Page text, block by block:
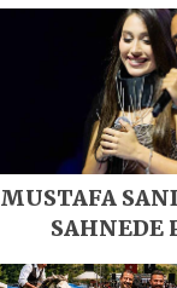
MUSTAFA
SAHNEDE